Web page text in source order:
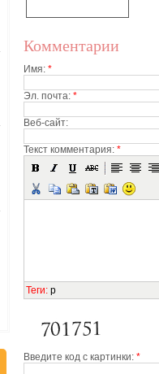
Комментарии
Имя: *
Эл. почта: *
Веб-сайт:
Текст комментария: *
Теги: p
Введите код с картинки: *